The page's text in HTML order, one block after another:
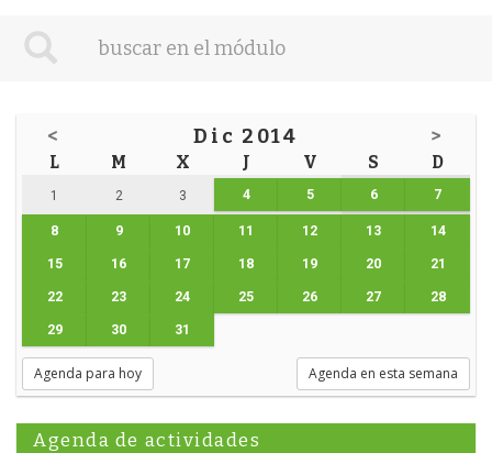
< Dic 2014 >
L M X J V S D
1 2 3 4 5 6 7
8 9 10 11 12 13 14
15 16 17 18 19 20 21
22 23 24 25 26 27 28
29 30 31
Agenda para hoy Agenda en esta semana
Agenda de actividades